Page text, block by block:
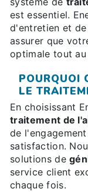
est essentiel.
d'entretien et
assurer que
optimale tout
POURQUOI
LE
En choisissant
traitement de
de
satisfaction.
solutions de
service client
chaque fois.